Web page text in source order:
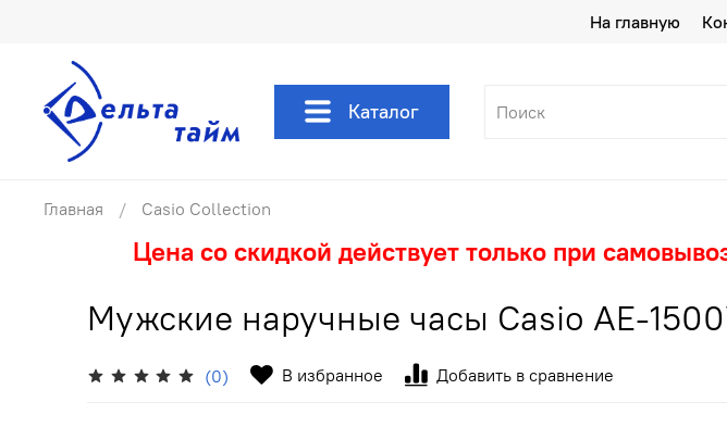
На главную
Каталог
Главная Casio Collection
Цена со скидкой действует только при
Мужские наручные часы Casio AE-
(0) В избранное Добавить в сравнение